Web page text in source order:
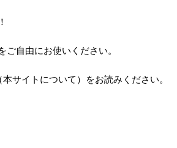
自由にお使いください。
サイトについて）をお読みください。